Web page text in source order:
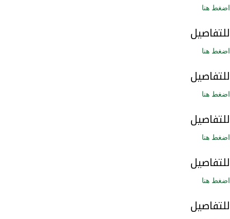
اضغط هنا
للتفاصيل
اضغط هنا
للتفاصيل
اضغط هنا
للتفاصيل
اضغط هنا
للتفاصيل
اضغط هنا
للتفاصيل